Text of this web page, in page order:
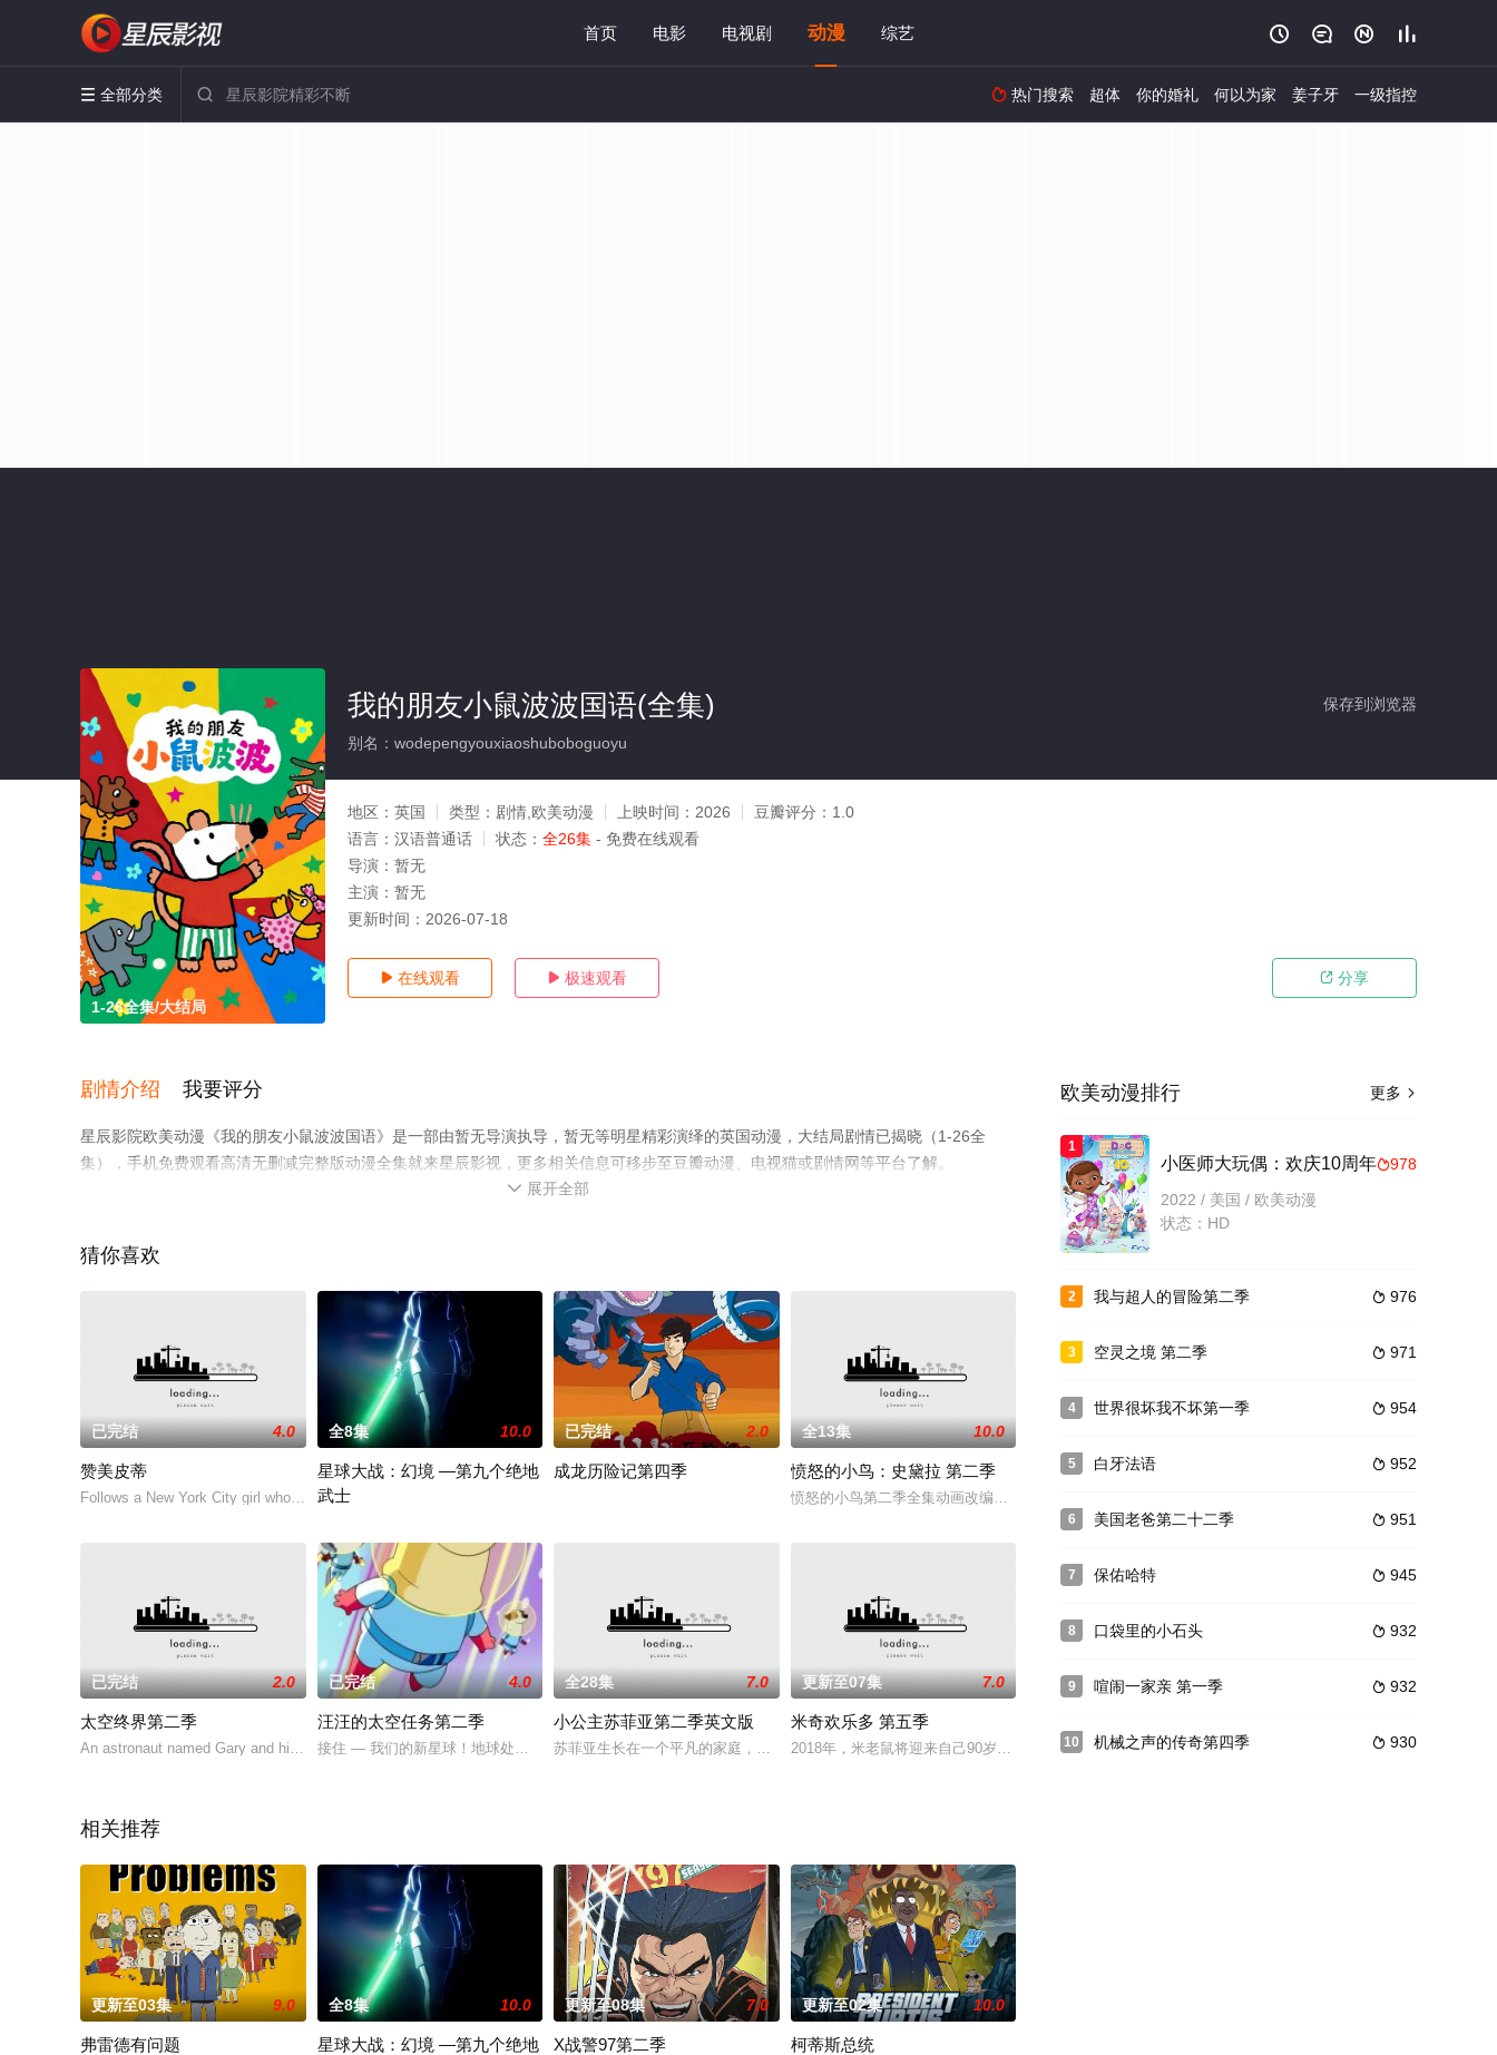
首页 电影 电视剧 动漫 综艺    
 全部分类   热门搜索 超体 你的婚礼 何以为家 姜子牙 一级指控
1-26全集/大结局
保存到浏览器
我的朋友小鼠波波国语(全集)
别名：wodepengyouxiaoshuboboguoyu
地区： 英国 类型： 剧情,欧美动漫 上映时间： 2026 豆瓣评分： 1.0
语言： 汉语普通话 状态： 全26集 - 免费在线观看
导演： 暂无
主演： 暂无
更新时间： 2026-07-18
 在线观看  极速观看  分享
剧情介绍 我要评分
星辰影院欧美动漫《我的朋友小鼠波波国语》是一部由暂无导演执导，暂无等明星精彩演绎的英国动漫，大结局剧情已揭晓（1-26全
集），手机免费观看高清无删减完整版动漫全集就来星辰影视，更多相关信息可移步至豆瓣动漫、电视猫或剧情网等平台了解。
 展开全部
猜你喜欢
已完结 4.0
赞美皮蒂
Follows a New York City girl who has it all until her
全8集 10.0
星球大战：幻境 —第九个绝地
武士
已完结 2.0
成龙历险记第四季
全13集 10.0
愤怒的小鸟：史黛拉 第二季
愤怒的小鸟第二季全集动画改编自由Rovio公司将投资制作以“愤怒的小鸟”为题材的动画系列短片。是系列动画
已完结 2.0
太空终界第二季
An astronaut named Gary and his planet-destroying sid
已完结 4.0
汪汪的太空任务第二季
接住 — 我们的新星球！地球处于危险之中，科学家孤注一掷将基因强化犬送往太空，去寻找一个可以称之为家的新世
全28集 7.0
小公主苏菲亚第二季英文版
苏菲亚生长在一个平凡的家庭，直到她的母亲嫁给国王之后，苏菲亚就成为了皇室的一员。在蓝天仙子、翡翠仙子及花拉
更新至07集 7.0
米奇欢乐多 第五季
2018年，米老鼠将迎来自己90岁的生日，为庆祝这一盛事，迪士尼频道续订《米奇欢乐多》。
相关推荐
更新至03集 9.0
弗雷德有问题
全8集 10.0
星球大战：幻境 —第九个绝地
更新至08集 7.0
X战警97第二季
更新至02集 10.0
柯蒂斯总统
更多 
欧美动漫排行
1
978
小医师大玩偶：欢庆10周年
2022 / 美国 / 欧美动漫
状态：HD
2  976
我与超人的冒险第二季
3  971
空灵之境 第二季
4  954
世界很坏我不坏第一季
5  952
白牙法语
6  951
美国老爸第二十二季
7  945
保佑哈特
8  932
口袋里的小石头
9  932
喧闹一家亲 第一季
10  930
机械之声的传奇第四季